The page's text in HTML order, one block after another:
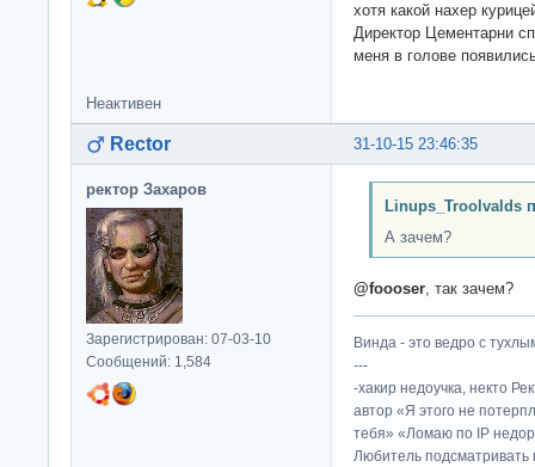
хотя какой нахер
Директор Цементарни
меня в голове
Неактивен
31-10-15 23:46:35
Rector
ректор Захаров
Зарегистрирован: 07-03-10
Сообщений: 1,584
Linups_Troolvalds
А зачем?
@foooser, так зачем?
Винда - это ведро с
---
-хакир недоучка, некто
автор «Я этого не
тебя» «Ломаю по IP
Любитель подсматривать